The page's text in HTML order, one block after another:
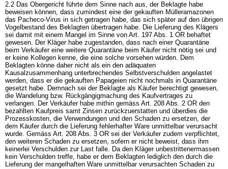
2.2 Das Obergericht führte dem Sinne nach aus, der Beklagte habe
beweisen können, dass zumindest eine der gekauften Mülleramazonen
das Pacheco-Virus in sich getragen habe, das sich später auf den übrigen
Vogelbestand des Beklagten übertragen habe. Die Lieferung des Klägers
sei damit mit einem Mangel im Sinne von Art. 197 Abs. 1 OR behaftet
gewesen. Der Kläger habe zugestanden, dass nach einer Quarantäne
beim Verkäufer eine weitere Quarantäne beim Käufer nicht nötig sei und
er keine Kollegen kenne, die eine solche vorsehen würden. Dem
Beklagten könne daher nicht als ein den adäquaten
Kausalzusammenhang unterbrechendes Selbstverschulden angelastet
werden, dass er die gekauften Papageien nicht nochmals in Quarantäne
gesetzt habe. Demnach sei der Beklagte als Käufer berechtigt gewesen,
die Wandelung bzw. Rückgängigmachung des Kaufvertrages zu
verlangen. Der Verkäufer habe mithin gemäss Art. 208 Abs. 2 OR den
bezahlten Kaufpreis samt Zinsen zurückzuerstatten und überdies die
Prozesskosten, die Verwendungen und den Schaden zu ersetzen, der
dem Käufer durch die Lieferung fehlerhafter Ware unmittelbar verursacht
wurde. Gemäss Art. 208 Abs. 3 OR sei der Verkäufer zudem verpflichtet,
den weiteren Schaden zu ersetzen, sofern er nicht beweist, dass ihm
keinerlei Verschulden zur Last falle. Da den Kläger unbestrittenermassen
kein Verschulden treffe, habe er dem Beklagten lediglich den durch die
Lieferung der mangelhaften Ware unmittelbar verursachten Schaden zu